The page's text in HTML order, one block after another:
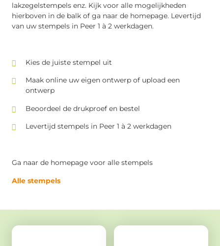
lakzegelstempels enz. Kijk voor alle mogelijkheden
hierboven in de balk of ga naar de homepage. Levertijd
van uw stempels in Peer 1 à 2 werkdagen.
Kies de juiste stempel uit
Maak online uw eigen ontwerp of upload een
ontwerp
Beoordeel de drukproef en bestel
Levertijd stempels in Peer 1 à 2 werkdagen
Ga naar de homepage voor alle stempels
Alle stempels